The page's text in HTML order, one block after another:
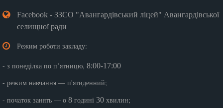
Facebook - ЗЗСО "Авангардівський ліцей" Авангардівської
селищної ради
Режим роботи закладу:
- з понеділка по п’ятницю, 8:00-17:00
- режим навчання — п'ятиденний;
- початок занять — о 8 годині 30 хвилин;